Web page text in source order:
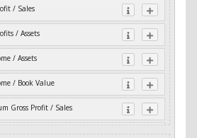
/ Sales
/ Assets
/ Assets
/ Book Value
Gross Profit / Sales
Residual Cash Flow / Assets